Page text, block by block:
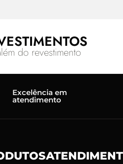
do revestimento
Excelência em
atendimento